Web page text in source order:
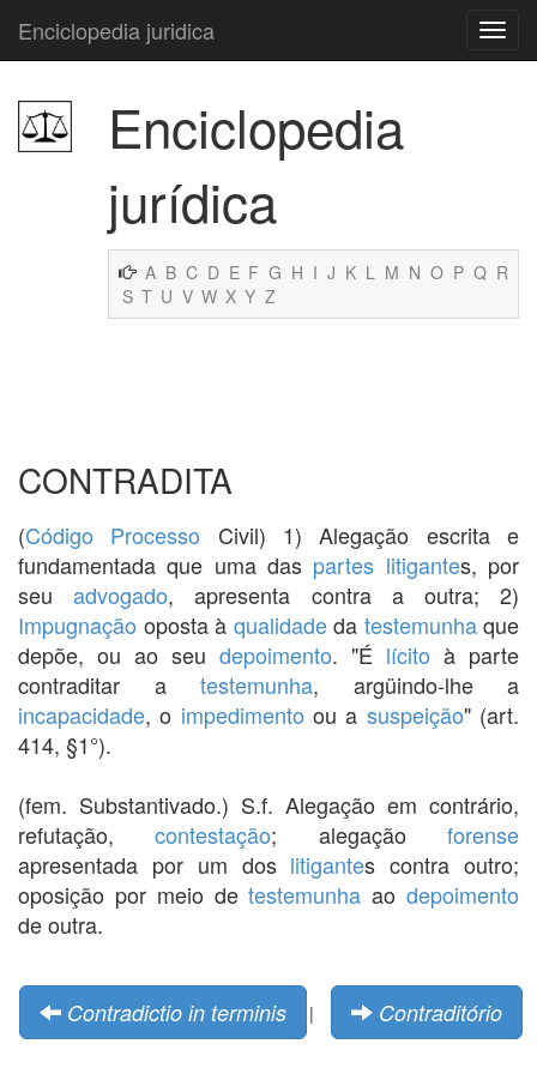
Enciclopedia juridica
Enciclopedia
jurídica
A B C D E F G H I J K L M N O P Q R
S T U V W X Y Z
CONTRADITA
(Código Processo Civil) 1) Alegação escrita e
fundamentada que uma das partes litigantes, por
seuadvogado, apresenta contra a outra; 2)
Impugnação oposta à qualidadeda testemunhaque
depõe, ou ao seu depoimento. "É lícito à parte
contraditar a testemunha, argüindo-lhe a
incapacidade, o impedimento ou a suspeição" (art.
414, §1°).
(fem. Substantivado.) S.f. Alegação em contrário,
refutação,contestação; alegaçãoforense
apresentada por um dos litigantes contra outro;
oposição por meio detestemunha aodepoimento
de outra.
Contradictio in terminis | Contraditório